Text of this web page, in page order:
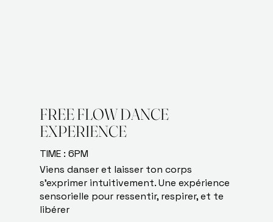
FREE FLOW DANCE
EXPERIENCE
TIME : 6PM
Viens danser et laisser ton corps
s’exprimer intuitivement. Une expérience
sensorielle pour ressentir, respirer, et te
libérer